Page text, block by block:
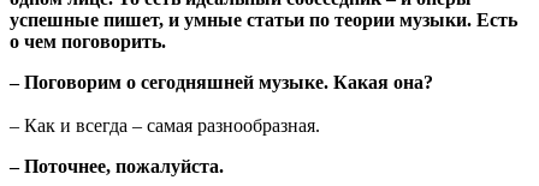
успешные пишет, и умные статьи по теории музыки. Есть
о чем поговорить.
– Поговорим о сегодняшней музыке. Какая она?
– Как и всегда – самая разнообразная.
– Поточнее, пожалуйста.